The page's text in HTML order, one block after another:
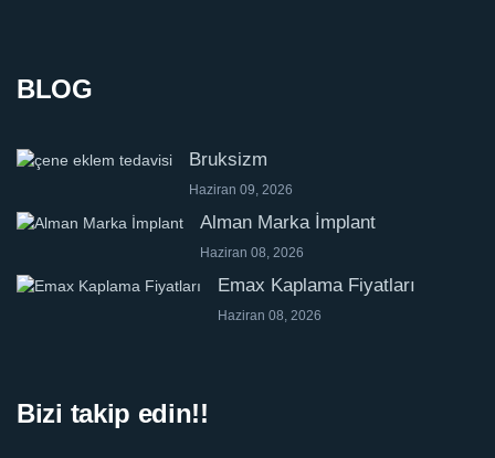
BLOG
Bruksizm
Haziran 09, 2026
Alman Marka İmplant
Haziran 08, 2026
Emax Kaplama Fiyatları
Haziran 08, 2026
Bizi takip edin!!